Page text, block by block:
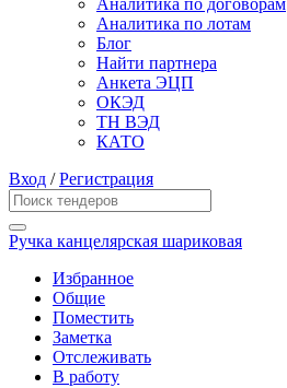
Аналитика по договорам
Аналитика по лотам
Блог
Найти партнера
Анкета ЭЦП
ОКЭД
ТН ВЭД
КАТО
Вход /Регистрация
Ручка канцелярская шариковая
Избранное
Общие
Поместить
Заметка
Отслеживать
В работу